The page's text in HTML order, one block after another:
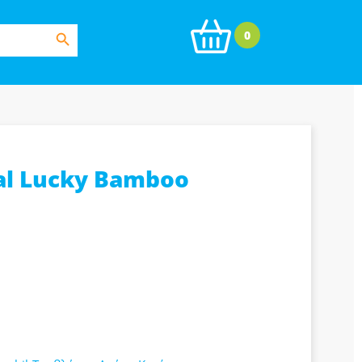
Search Button
0
Lucky Bamboo